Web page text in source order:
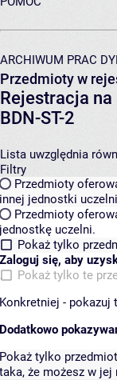
ARCHIWUM PRAC
Przedmioty w
Rejestracja
BDN-ST-2
Lista uwzględnia
Filtry
Przedmioty
innej jednostki
Przedmioty
jednostkę uczelni.
Pokaż tylko
Zaloguj się, aby
Pokaż tylko te
Konkretniej - pokazuj
Dodatkowo
Pokaż tylko
taka, że możesz w